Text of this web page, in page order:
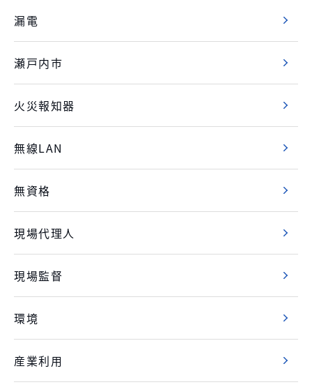
漏電
瀬戸内市
火災報知器
無線LAN
無資格
現場代理人
現場監督
環境
産業利用